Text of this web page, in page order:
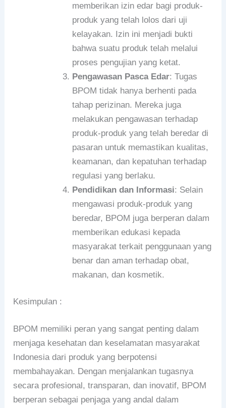
memberikan izin edar bagi produk-
produk yang telah lolos dari uji
kelayakan. Izin ini menjadi bukti
bahwa suatu produk telah melalui
proses pengujian yang ketat.
Pengawasan Pasca Edar: Tugas
BPOM tidak hanya berhenti pada
tahap perizinan. Mereka juga
melakukan pengawasan terhadap
produk-produk yang telah beredar di
pasaran untuk memastikan kualitas,
keamanan, dan kepatuhan terhadap
regulasi yang berlaku.
Pendidikan dan Informasi: Selain
mengawasi produk-produk yang
beredar, BPOM juga berperan dalam
memberikan edukasi kepada
masyarakat terkait penggunaan yang
benar dan aman terhadap obat,
makanan, dan kosmetik.
Kesimpulan :
BPOM memiliki peran yang sangat penting dalam
menjaga kesehatan dan keselamatan masyarakat
Indonesia dari produk yang berpotensi
membahayakan. Dengan menjalankan tugasnya
secara profesional, transparan, dan inovatif, BPOM
berperan sebagai penjaga yang andal dalam